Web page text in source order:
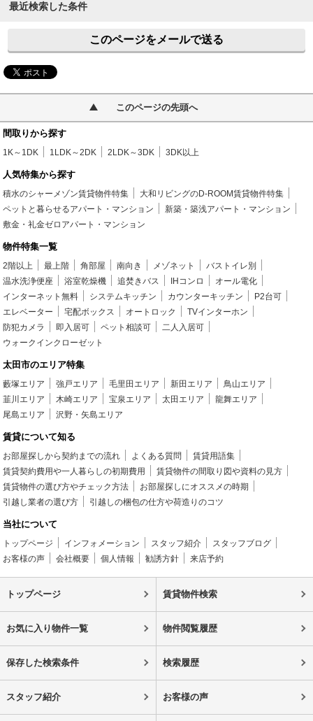
最近検索した条件
このページをメールで送る
このページの先頭へ
間取りから探す
1K～1DK 1LDK～2DK 2LDK～3DK 3DK以上
人気特集から探す
積水のシャーメゾン賃貸物件特集
大和リビングのD-ROOM賃貸物件特集
ペットと暮らせるアパート・マンション
新築・築浅アパート・マンション
敷金・礼金ゼロアパート・マンション
物件特集一覧
2階以上 最上階 角部屋 南向き メゾネット
バストイレ別
温水洗浄便座
浴室乾燥機 追焚きバス IHコンロ
オール電化
インターネット無料
システムキッチン カウンターキッチン
P2台可
エレベーター
宅配ボックス オートロック
TVインターホン
防犯カメラ
即入居可 ペット相談可
二人入居可
ウォークインクローゼット
太田市のエリア特集
藪塚エリア 強戸エリア 毛里田エリア 新田エリア
鳥山エリア
韮川エリア
木崎エリア 宝泉エリア 太田エリア
龍舞エリア
尾島エリア
沢野・矢島エリア
賃貸について知る
お部屋探しから契約までの流れ よくある質問
賃貸用語集
賃貸契約費用や一人暮らしの初期費用
賃貸物件の間取り図や資料の見方
賃貸物件の選び方やチェック方法
お部屋探しにオススメの時期
引越し業者の選び方
引越しの梱包の仕方や荷造りのコツ
当社について
トップページ インフォメーション スタッフ紹介
スタッフブログ
お客様の声
会社概要 個人情報 勧誘方針 来店予約
トップページ 賃貸物件検索
お気に入り物件一覧 物件閲覧履歴
保存した検索条件 検索履歴
スタッフ紹介 お客様の声